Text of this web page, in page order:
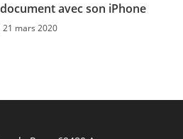
avec son iPhone
21 mars 2020